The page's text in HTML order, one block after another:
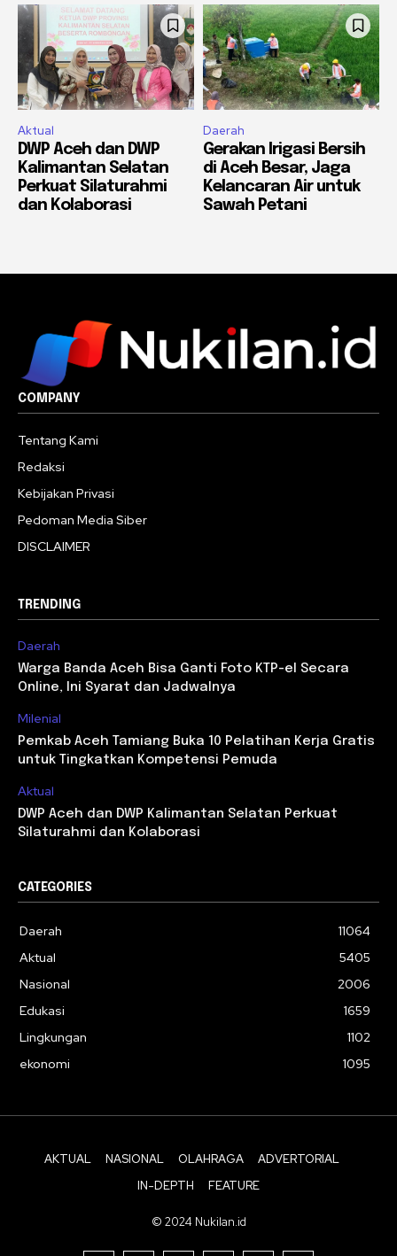
Aktual
DWP Aceh dan DWP
Kalimantan Selatan
Perkuat Silaturahmi
dan Kolaborasi
Daerah
Gerakan Irigasi Bersih
di Aceh Besar, Jaga
Kelancaran Air untuk
Sawah Petani
COMPANY
Tentang Kami
Redaksi
Kebijakan Privasi
Pedoman Media Siber
DISCLAIMER
TRENDING
Daerah
Warga Banda Aceh Bisa Ganti Foto KTP-el Secara
Online, Ini Syarat dan Jadwalnya
Milenial
Pemkab Aceh Tamiang Buka 10 Pelatihan Kerja Gratis
untuk Tingkatkan Kompetensi Pemuda
Aktual
DWP Aceh dan DWP Kalimantan Selatan Perkuat
Silaturahmi dan Kolaborasi
CATEGORIES
Daerah
11064
Aktual
5405
Nasional
2006
Edukasi
1659
Lingkungan
1102
ekonomi
1095
AKTUAL NASIONAL OLAHRAGA
ADVERTORIAL
IN-DEPTH
FEATURE
© 2024 Nukilan.id